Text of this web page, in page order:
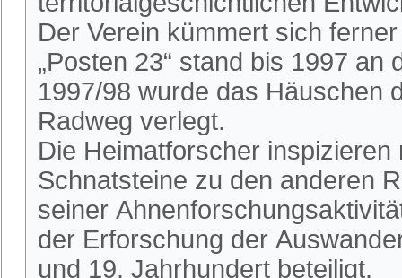
Der Verein kümmert sich
„Posten 23“ stand bis 1997
1997/98 wurde das Häuschen
Radweg verlegt.
Die Heimatforscher
Schnatsteine zu den anderen
seiner
der Erforschung der
und 19. Jahrhundert beteiligt.